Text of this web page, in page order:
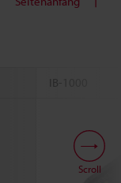
IB-1000
Scroll